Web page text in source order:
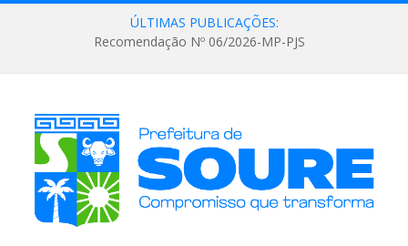
ÚLTIMAS PUBLICAÇÕES:
Recomendação Nº 06/2026-MP-PJS